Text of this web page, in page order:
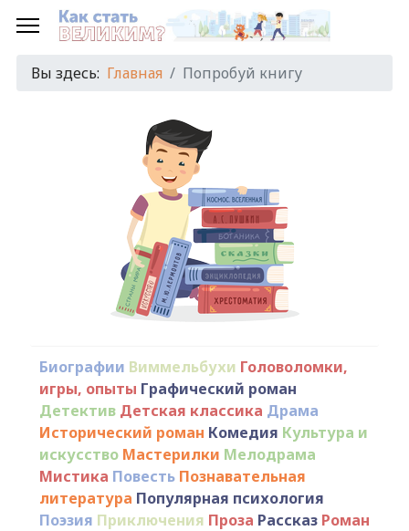
Вы здесь: Главная Попробуй книгу
Биографии Виммельбухи Головоломки,
игры, опыты Графический роман
Детектив Детская классика Драма
Исторический роман Комедия Культура и
искусство Мастерилки Мелодрама
Мистика Повесть Познавательная
литература Популярная психология
Поэзия Приключения Проза Рассказ Роман